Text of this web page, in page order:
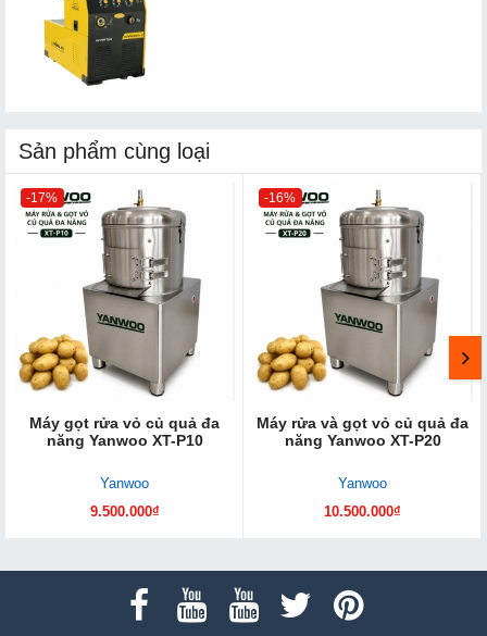
Sản phẩm cùng loại
-17%
Máy gọt rửa vỏ củ quả đa
năng Yanwoo XT-P10
Yanwoo
9.500.000₫
-16%
Máy rửa và gọt vỏ củ quả đa
năng Yanwoo XT-P20
Yanwoo
10.500.000₫